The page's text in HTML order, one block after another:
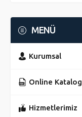
MENÜ
Kurumsal
Online Katalog
Hizmetlerimiz